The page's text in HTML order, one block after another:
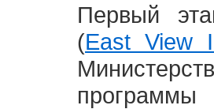
Первый
(East View